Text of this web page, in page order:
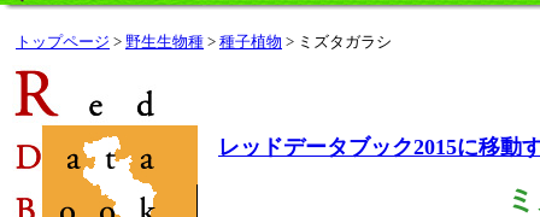
トップページ > 野生生物種 > 種子植物 > ミズタガラシ
レッドデータブック2015に移動